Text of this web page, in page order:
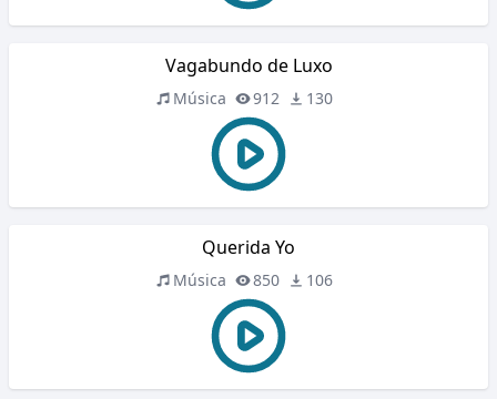
Vagabundo de Luxo
Música 912 130
Querida Yo
Música 850 106